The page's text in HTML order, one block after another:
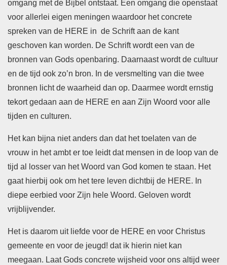
omgang met de Bijbel ontstaat. Een omgang die openstaat
voor allerlei eigen meningen waardoor het concrete
spreken van de HERE in de Schrift aan de kant
geschoven kan worden. De Schrift wordt een van de
bronnen van Gods openbaring. Daarnaast wordt de cultuur
en de tijd ook zo’n bron. In de versmelting van die twee
bronnen licht de waarheid dan op. Daarmee wordt ernstig
tekort gedaan aan de HERE en aan Zijn Woord voor alle
tijden en culturen.
Het kan bijna niet anders dan dat het toelaten van de
vrouw in het ambt er toe leidt dat mensen in de loop van de
tijd al losser van het Woord van God komen te staan. Het
gaat hierbij ook om het tere leven dichtbij de HERE. In
diepe eerbied voor Zijn hele Woord. Geloven wordt
vrijblijvender.
Het is daarom uit liefde voor de HERE en voor Christus
gemeente en voor de jeugd! dat ik hierin niet kan
meegaan. Laat Gods concrete wijsheid voor ons altijd weer